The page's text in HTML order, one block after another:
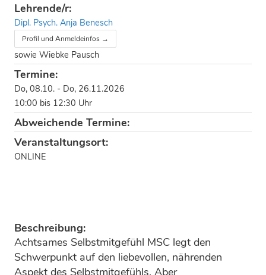
Lehrende/r:
Dipl. Psych. Anja Benesch
Profil und Anmeldeinfos →
sowie Wiebke Pausch
Termine:
Do, 08.10. - Do, 26.11.2026
10:00 bis 12:30 Uhr
Abweichende Termine:
Veranstaltungsort:
ONLINE
Beschreibung:
Achtsames Selbstmitgefühl MSC legt den
Schwerpunkt auf den liebevollen, nährenden